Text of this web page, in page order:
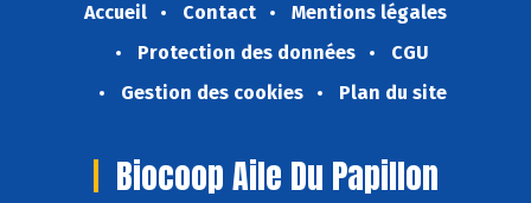
Accueil Contact
Mentions légales
Protection des données
CGU
Gestion des cookies
Plan du site
Biocoop Aile Du Papillon